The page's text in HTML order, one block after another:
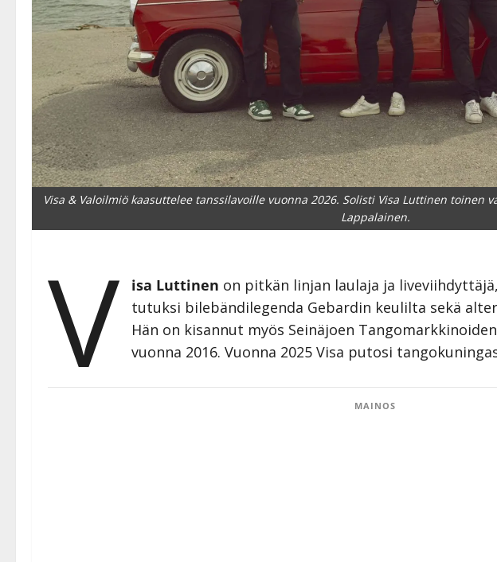
Visa & Valoilmiö kaasuttelee tanssilavoille vuonna 2026. Solisti Visa Luttinen toinen
Lappalainen.
V isa Luttinen on pitkän linjan laulaja ja
tutuksi bilebändilegenda Gebardin keulilta sekä
Hän on kisannut myös Seinäjoen
vuonna 2016. Vuonna 2025 Visa putosi
MAINOS